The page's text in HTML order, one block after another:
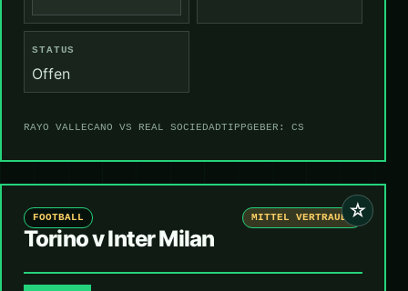
STATUS
Offen
RAYO VALLECANO VS REAL SOCIEDADTIPPGEBER: CS
☆
FOOTBALL MITTEL VERTRAUEN
Torino v Inter Milan